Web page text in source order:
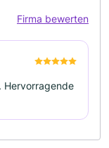
Firma bewerten
Hervorragende